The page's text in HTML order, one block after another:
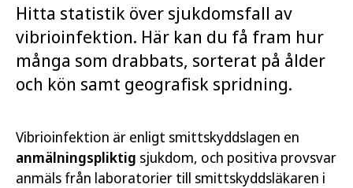
Hitta statistik över sjukdomsfall av
vibrioinfektion. Här kan du få fram hur
många som drabbats, sorterat på ålder
och kön samt geografisk spridning.
Vibrioinfektion är enligt smittskyddslagen en
anmälningspliktig sjukdom, och positiva provsvar
anmäls från laboratorier till smittskyddsläkaren i